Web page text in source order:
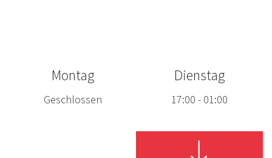
Montag
Geschlossen
Dienstag
17:00 - 01:00